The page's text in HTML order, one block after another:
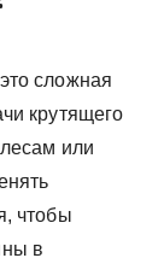
сложная
крутящего
или
чтобы
в